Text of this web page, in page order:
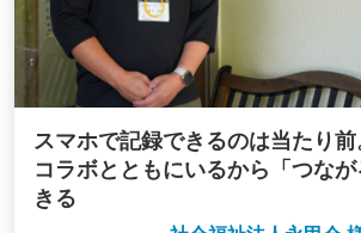
スマホで記録できるのは当たり
コラボとともにいるから「つな
きる